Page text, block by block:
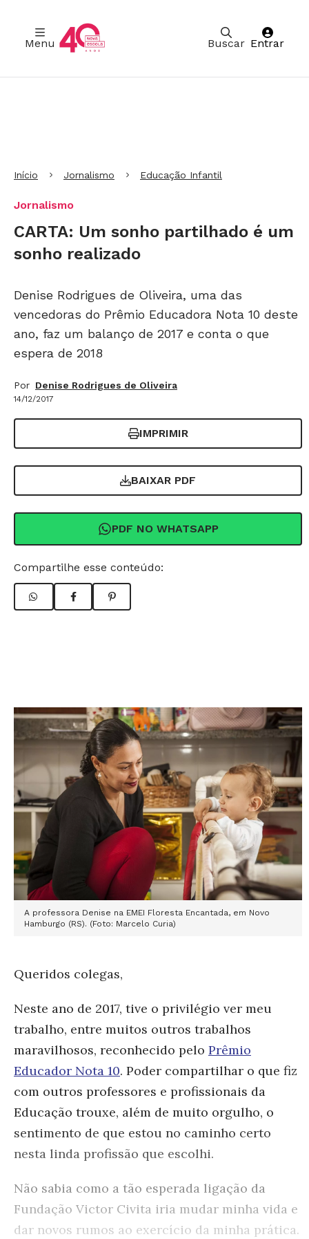
Buscar
Menu Entrar
Início Jornalismo Educação Infantil
Jornalismo
CARTA: Um sonho partilhado é um
sonho realizado
Denise Rodrigues de Oliveira, uma das
vencedoras do Prêmio Educadora Nota 10 deste
ano, faz um balanço de 2017 e conta o que
espera de 2018
Por Denise Rodrigues de Oliveira
14/12/2017
IMPRIMIR
BAIXAR PDF
PDF NO WHATSAPP
Compartilhe esse conteúdo:
A professora Denise na EMEI Floresta Encantada, em Novo
Hamburgo (RS). (Foto: Marcelo Curia)
Queridos colegas,
Neste ano de 2017, tive o privilégio ver meu
trabalho, entre muitos outros trabalhos
maravilhosos, reconhecido pelo Prêmio
Educador Nota 10. Poder compartilhar o que fiz
com outros professores e profissionais da
Educação trouxe, além de muito orgulho, o
sentimento de que estou no caminho certo
nesta linda profissão que escolhi.
Não sabia como a tão esperada ligação da
Fundação Victor Civita iria mudar minha vida e
dar novos rumos ao exercício da minha prática.